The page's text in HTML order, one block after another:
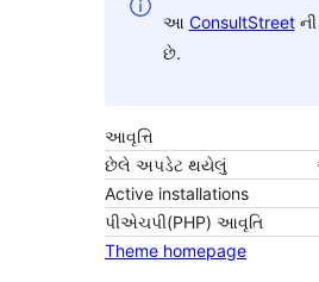
આ ConsultStreetની
છે.
આવૃત્તિ
છેલે અપડેટ થયેલું
Active installations
પીએચપી(PHP) આવૃતિ
Theme homepage